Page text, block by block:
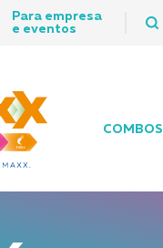
COMBOS
Para empresa
e eventos